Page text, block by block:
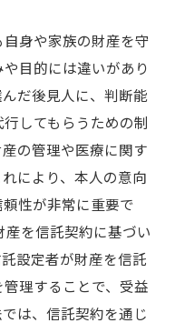
身や家族の財産を守
目的には違いがあり
だ後見人に、判断能
してもらうための制
の管理や医療に関す
により、本人の意向
性が非常に重要で
産を信託契約に基づい
設定者が財産を信託
理することで、受益
は、信託契約を通じ